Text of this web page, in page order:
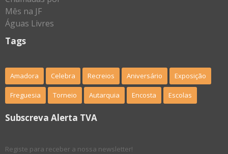
RGPD
Tags
Amadora Celebra Recreios Aniversário Exposição
Freguesia Torneio Autarquia Encosta Escolas
Subscreva Alerta TVA
Registe para receber a nossa newsletter!